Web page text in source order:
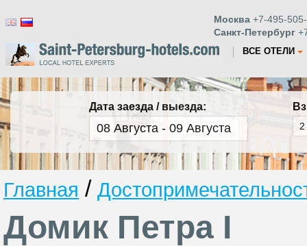
Москва +7-495-
Санкт-Петербург
ВСЕ ОТЕЛИ
Дата заезда / выезда:
Главная /
Домик Петра I